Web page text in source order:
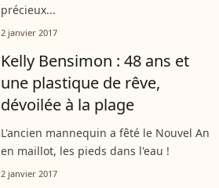
précieux...
2 janvier 2017
Kelly Bensimon : 48 ans et
une plastique de rêve,
dévoilée à la plage
L'ancien mannequin a fêté le Nouvel An
en maillot, les pieds dans l'eau !
2 janvier 2017